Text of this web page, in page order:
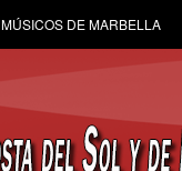
MÚSICOS DE MARBELLA